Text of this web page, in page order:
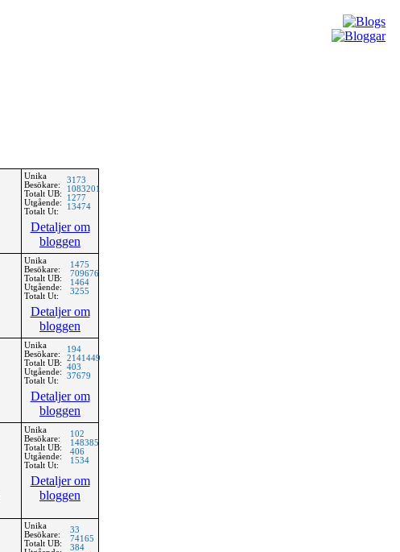
Unika
Besökare:
Totalt UB:
Utgående:
Totalt Ut:
3173
1083201
1277
13474
Detaljer om
bloggen
Unika
Besökare:
Totalt UB:
Utgående:
Totalt Ut:
1475
709676
1464
3255
Detaljer om
bloggen
Unika
Besökare:
Totalt UB:
Utgående:
Totalt Ut:
194
2141449
403
37679
Detaljer om
bloggen
Unika
Besökare:
Totalt UB:
Utgående:
Totalt Ut:
102
148385
406
1534
Detaljer om
bloggen
Unika
Besökare:
Totalt UB:
33
74165
384